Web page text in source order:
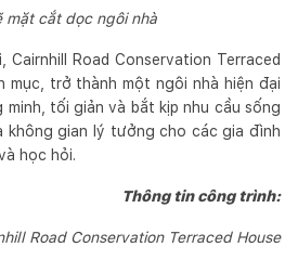
mặt cắt dọc ngôi nhà
Road Conservation Terraced
mục, trở thành một ngôi nhà hiện đại
tối giản và bắt kịp nhu cầu sống
không gian lý tưởng cho các gia đình
học hỏi.
Thông tin công trình:
Road Conservation Terraced House